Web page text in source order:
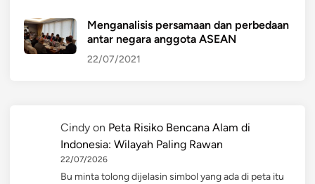
Menganalisis persamaan dan perbedaan
antar negara anggota ASEAN
22/07/2021
Cindy on Peta Risiko Bencana Alam di
Indonesia: Wilayah Paling Rawan
22/07/2026
Bu minta tolong dijelasin simbol yang ada di peta itu